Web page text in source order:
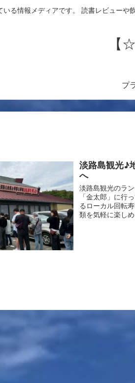
る情報メディアです。 読書レビュー
【
プ
淡路島観光♪
へ
淡路島観光のラ
「金太郎」に行
るローカル回転
類を気軽に楽し